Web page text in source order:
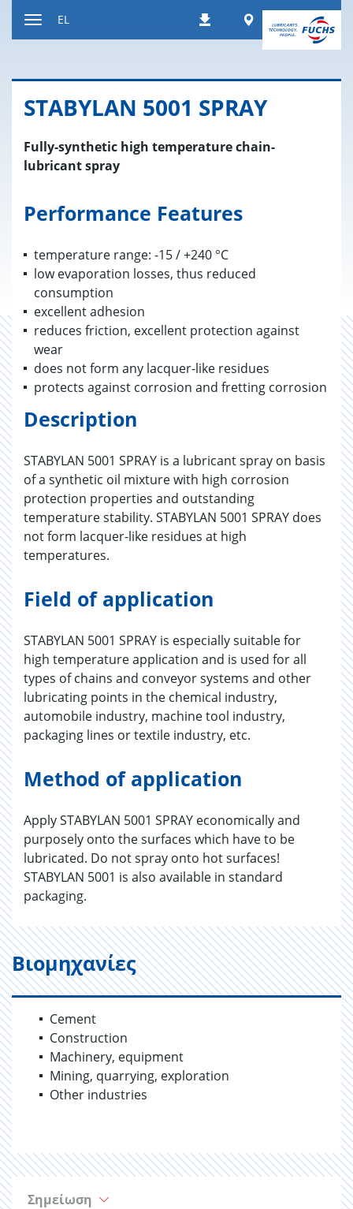
Λήψεις Worldwide
EL
STABYLAN 5001 SPRAY
Fully-synthetic high temperature chain-
lubricant spray
Performance Features
temperature range: -15 / +240 °C
low evaporation losses, thus reduced
consumption
excellent adhesion
reduces friction, excellent protection against
wear
does not form any lacquer-like residues
protects against corrosion and fretting corrosion
Description
STABYLAN 5001 SPRAY is a lubricant spray on basis
of a synthetic oil mixture with high corrosion
protection properties and outstanding
temperature stability. STABYLAN 5001 SPRAY does
not form lacquer-like residues at high
temperatures.
Field of application
STABYLAN 5001 SPRAY is especially suitable for
high temperature application and is used for all
types of chains and conveyor systems and other
lubricating points in the chemical industry,
automobile industry, machine tool industry,
packaging lines or textile industry, etc.
Method of application
Apply STABYLAN 5001 SPRAY economically and
purposely onto the surfaces which have to be
lubricated. Do not spray onto hot surfaces!
STABYLAN 5001 is also available in standard
packaging.
Βιομηχανίες
Cement
Construction
Machinery, equipment
Mining, quarrying, exploration
Other industries
Σημείωση